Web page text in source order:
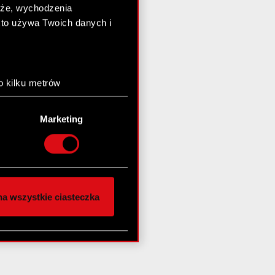
wychodzenia
używa Twoich danych i
kilku metrów
(fingerprinting,
preferencje w
chwili.
i
innymi danymi
z naszej witryny,
Marketing
wszystkie ciasteczka